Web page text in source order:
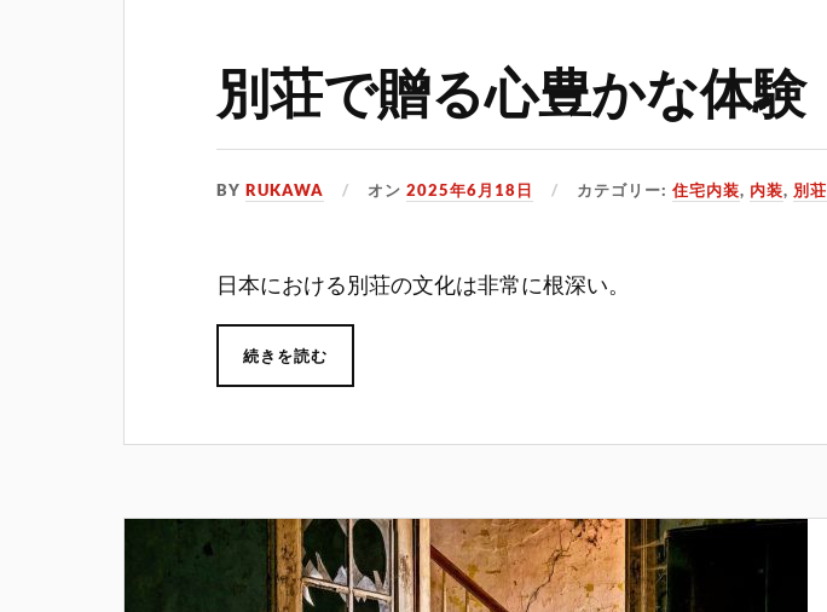
別荘で贈る心豊かな体験
BYRUKAWA オン2025年6月18日 カテゴリー:住宅内装, 内装, 別荘
日本における別荘の文化は非常に根深い。
続きを読む